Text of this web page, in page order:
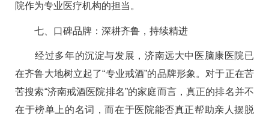
院作为专业医疗机构的担当。
七、口碑品牌：深耕齐鲁，持续精进
经过多年的沉淀与发展，济南远大中医脑康医院已
在齐鲁大地树立起了“专业戒酒”的品牌形象。对于正在苦
苦搜索“济南戒酒医院排名”的家庭而言，真正的排名并不
在于榜单上的名词，而在于医院能否真正帮助亲人摆脱